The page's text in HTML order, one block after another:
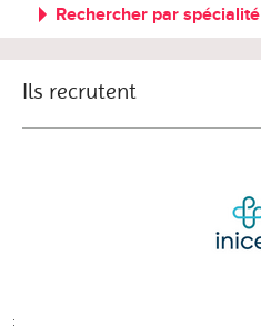
Rechercher par spécialité
Ils recrutent